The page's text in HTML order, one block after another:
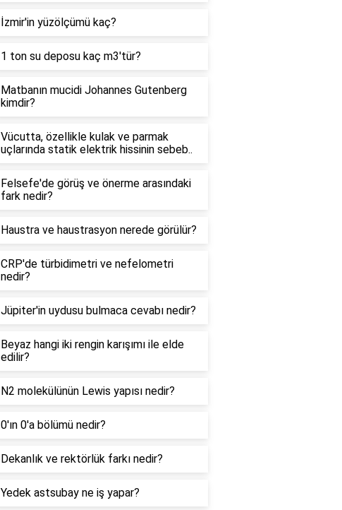
İzmir'in yüzölçümü kaç?
1 ton su deposu kaç m3'tür?
Matbanın mucidi Johannes Gutenberg
kimdir?
Vücutta, özellikle kulak ve parmak
uçlarında statik elektrik hissinin sebeb..
Felsefe'de görüş ve önerme arasındaki
fark nedir?
Haustra ve haustrasyon nerede görülür?
CRP'de türbidimetri ve nefelometri
nedir?
Jüpiter'in uydusu bulmaca cevabı nedir?
Beyaz hangi iki rengin karışımı ile elde
edilir?
N2 molekülünün Lewis yapısı nedir?
0'ın 0'a bölümü nedir?
Dekanlık ve rektörlük farkı nedir?
Yedek astsubay ne iş yapar?